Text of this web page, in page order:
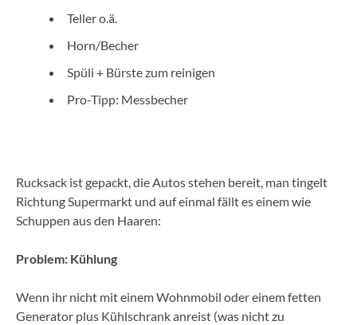
Teller o.ä.
Horn/Becher
Spüli + Bürste zum reinigen
Pro-Tipp: Messbecher
Rucksack ist gepackt, die Autos stehen bereit, man tingelt
Richtung Supermarkt und auf einmal fällt es einem wie
Schuppen aus den Haaren:
Problem: Kühlung
Wenn ihr nicht mit einem Wohnmobil oder einem fetten
Generator plus Kühlschrank anreist (was nicht zu